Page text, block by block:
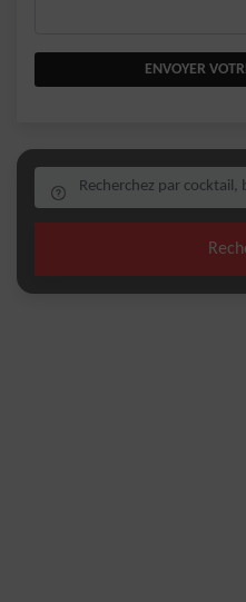
ENVOYER